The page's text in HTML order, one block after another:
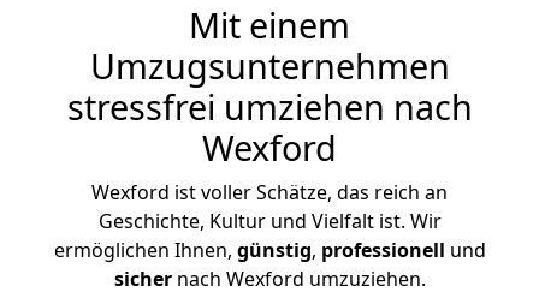
Mit einem
Umzugsunternehmen
stressfrei umziehen nach
Wexford
Wexford ist voller Schätze, das reich an
Geschichte, Kultur und Vielfalt ist. Wir
ermöglichen Ihnen, günstig, professionell und
sichernach Wexford umzuziehen.